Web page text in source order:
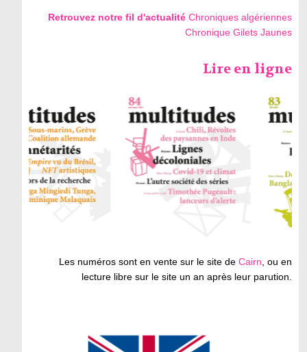
Retrouvez notre fil d'actualité Chroniques algériennes
Chronique Gilets Jaunes
Lire en ligne
Les numéros sont en vente sur le site deCairn, ou en
lecture libre sur le site un an après leur parution.